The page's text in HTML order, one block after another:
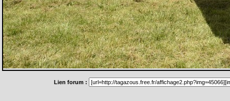
Lien forum :